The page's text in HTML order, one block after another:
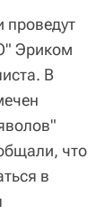
проведут
Эриком
В
что
в